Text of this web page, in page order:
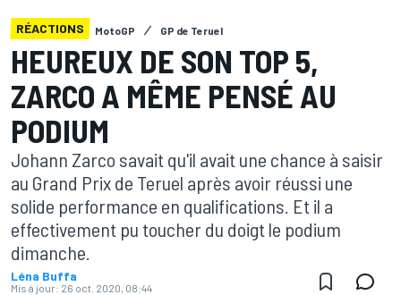
RÉACTIONS MotoGP GP de Teruel
HEUREUX DE SON TOP 5,
ZARCO A MÊME PENSÉ AU
PODIUM
Johann Zarco savait qu'il avait une chance à saisir
au Grand Prix de Teruel après avoir réussi une
solide performance en qualifications. Et il a
effectivement pu toucher du doigt le podium
dimanche.
Léna Buffa
Mis à jour: 26 oct. 2020, 08:44